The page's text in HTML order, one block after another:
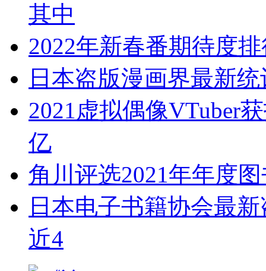
其中
2022年新春番期待度
日本盗版漫画界最新
2021虚拟偶像VTuber
亿
角川评选2021年年度
日本电子书籍协会最
近4